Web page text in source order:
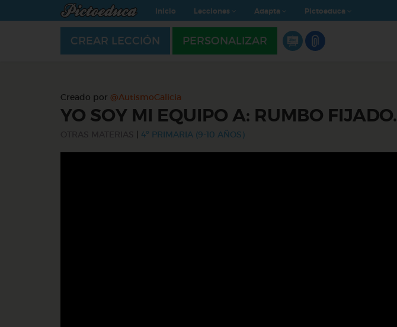
Inicio Lecciones Adapta Pictoeduca
CREAR LECCIÓN PERSONALIZAR
Creado por @AutismoGalicia
YO SOY MI EQUIPO A: RUMBO FIJADO.
4º PRIMARIA (9-10 AÑOS)